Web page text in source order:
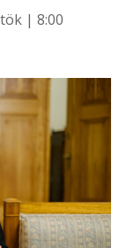
| 8:00